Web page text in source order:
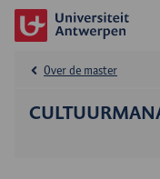
Over de master